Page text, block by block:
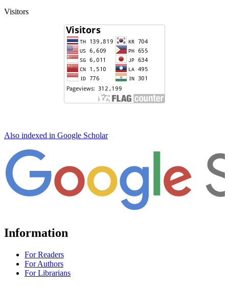
Visitors
Also indexed in Google Scholar
Information
For Readers
For Authors
For Librarians